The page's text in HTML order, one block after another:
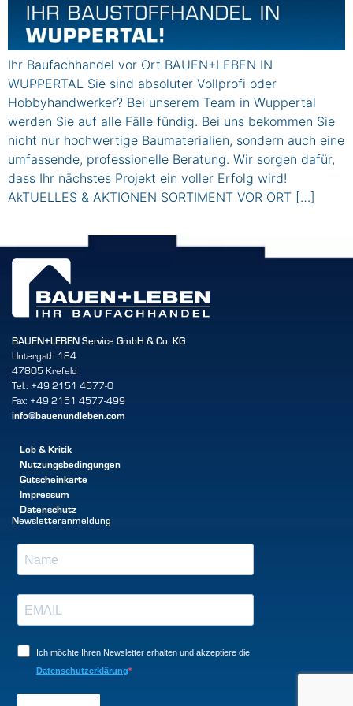
Ihr Baufachhandel vor Ort BAUEN+LEBEN IN
WUPPERTAL Sie sind absoluter Vollprofi oder
Hobbyhandwerker? Bei unserem Team in Wuppertal
werden Sie auf alle Fälle fündig. Bei uns bekommen Sie
nicht nur hochwertige Baumaterialien, sondern auch eine
umfassende, professionelle Beratung. Wir sorgen dafür,
dass Ihr nächstes Projekt ein voller Erfolg wird!
AkTUELLES & AKTIONEN SORTIMENT VOR ORT […]
BAUEN+LEBEN Service GmbH & Co. KG
Untergath 184
47805 Krefeld
Tel.: +49 2151 4577-0
Fax: +49 2151 4577-499
info@bauenundleben.com
Lob & Kritik
Nutzungsbedingungen
Gutscheinkarte
Impressum
Datenschutz
Newsletteranmeldung
Ich möchte Ihren Newsletter erhalten und akzeptiere die
Datenschutzerklärung